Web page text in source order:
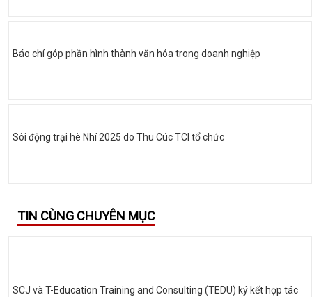
Báo chí góp phần hình thành văn hóa trong doanh nghiệp
Sôi động trại hè Nhí 2025 do Thu Cúc TCI tổ chức
TIN CÙNG CHUYÊN MỤC
SCJ và T-Education Training and Consulting (TEDU) ký kết hợp tác